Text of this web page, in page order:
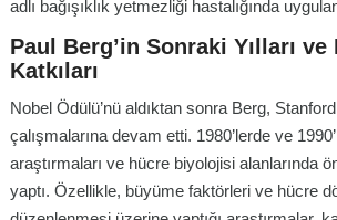
adlı bağışıklık yetmezliği hastalığında
Paul Berg’in Sonraki Yılları
Katkıları
Nobel Ödülü’nü aldıktan sonra Berg,
çalışmalarına devam etti. 1980’lerde ve
araştırmaları ve hücre biyolojisi alanlarında
yaptı. Özellikle, büyüme faktörleri ve hücre